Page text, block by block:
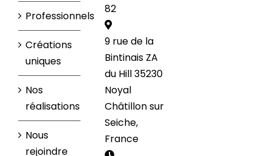
Professionnels
Créations
uniques
Nos
réalisations
Nous
rejoindre
82
9 rue de la
Bintinais ZA
du Hill 35230
Noyal
Châtillon sur
Seiche,
France